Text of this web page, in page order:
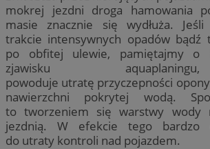
mokrej jezdni droga hamowania
masie znacznie się wydłuża.
trakcie intensywnych opadów bądź
po obfitej ulewie, pamiętajmy o
zjawisku
powoduje utratę przyczepności
nawierzchni pokrytej wodą.
to tworzeniem się warstwy wody
jezdnią. W efekcie tego bardzo
do utraty kontroli nad pojazdem.